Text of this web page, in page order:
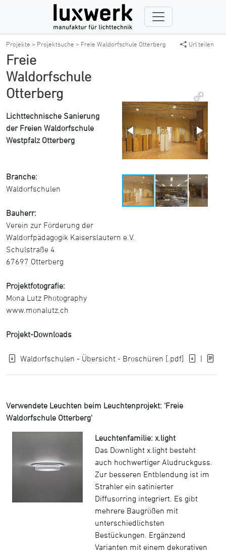
Projekte > Projektsuche > Freie Waldorfschule Otterberg Url teilen
Freie
Waldorfschule
Otterberg
Lichttechnische Sanierung
der Freien Waldorfschule
Westpfalz Otterberg
Branche:
Waldorfschulen
Bauherr:
Verein zur Förderung der
Waldorfpädagogik Kaiserslautern e.V.
Schulstraße 4
67697 Otterberg
Projektfotografie:
Mona Lutz Photography
www.monalutz.ch
Projekt-Downloads
Waldorfschulen - Übersicht - Broschüren [.pdf] |
Verwendete Leuchten beim Leuchtenprojekt: 'Freie
Waldorfschule Otterberg'
Leuchtenfamilie: x.light
Das Downlight x.light besteht
auch hochwertiger Aludruckguss.
Zur besseren Entblendung ist im
Strahler ein satinierter
Diffusorring integriert. Es gibt
mehrere Baugrößen mit
unterschiedlichsten
Bestückungen. Ergänzend
Varianten mit einem dekorativen